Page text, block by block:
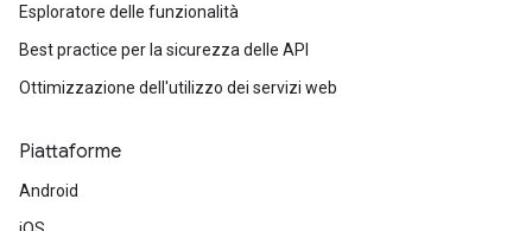
Esploratore delle funzionalità
Best practice per la sicurezza delle API
Ottimizzazione dell'utilizzo dei servizi web
Piattaforme
Android